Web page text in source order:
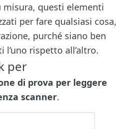
misura, questi elementi
per fare qualsiasi cosa,
purché siano ben
rispetto all’altro.
per
di prova per leggere
scanner.